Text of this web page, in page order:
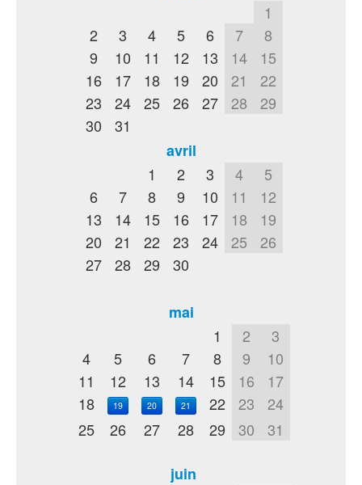
1
2
3 4 5 6 7
8
9
10 11 12 13 14
15
16
17 18 19 20 21
22
23
24 25 26 27 28
29
30
31
avril
1
2 3 4
5
6
7 8 9 10 11
12
13
14 15 16 17 18
19
20
21 22 23 24 25
26
27
28 29 30
mai
1
2
3
4
5 6 7 8 9
10
11
12 13 14 15 16
17
18
19 20 21 22 23
24
25
26 27 28 29 30 31
juin